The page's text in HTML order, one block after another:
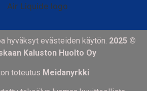
hyväksyt evästeiden käytön. 2025 ©
Kaluston Huolto Oy
toteutus Meidanyrkki